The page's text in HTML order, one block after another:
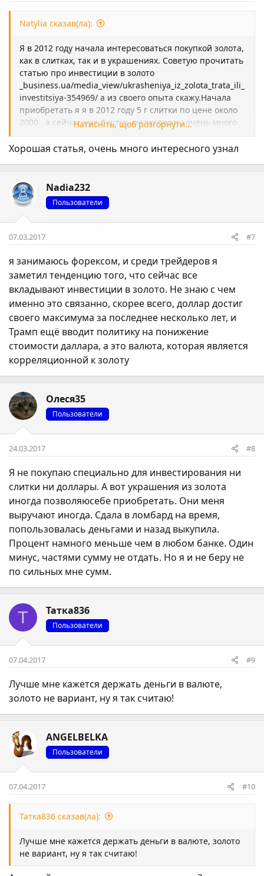
Natylia сказав(ла):
Я в 2012 году начала интересоваться покупкой золота,
как в слитках, так и в украшениях. Советую прочитать
статью про инвестиции в золото
_business.ua/media_view/ukrasheniya_iz_zolota_trata_ili_
investitsiya-354969/ а из своего опыта скажу.Начала
приобретать я я в 2012 году 5 г слитки по цене около
2000 , а сейчас уже 6 штук, но эксперты очень много
за унцию, вот тогда самый смак входить в золото.
Натисніть, щоб розгорнути...
Хорошая статья, очень много интересного узнал
Nadia232
Пользователи
07.03.2017 #7
я занимаюсь форексом, и среди трейдеров я
заметил тенденцию того, что сейчас все
вкладывают инвестиции в золото. Не знаю с чем
именно это связанно, скорее всего, доллар достиг
своего максимума за последнее несколько лет, и
Трамп ещё вводит политику на понижение
стоимости даллара, а это валюта, которая является
корреляционной к золоту
Олеся35
Пользователи
24.03.2017 #8
Я не покупаю специально для инвестирования ни
слитки ни доллары. А вот украшения из золота
иногда позволяюсебе приобретать. Они меня
выручают иногда. Сдала в ломбард на время,
попользовалась деньгами и назад выкупила.
Процент намного меньше чем в любом банке. Один
минус, частями сумму не отдать. Но я и не беру не
по сильных мне сумм.
Т Татка836
Пользователи
07.04.2017 #9
Лучше мне кажется держать деньги в валюте,
золото не вариант, ну я так считаю!
ANGELBELKA
Пользователи
07.04.2017 #10
Татка836 сказав(ла):
Лучше мне кажется держать деньги в валюте, золото
не вариант, ну я так считаю!